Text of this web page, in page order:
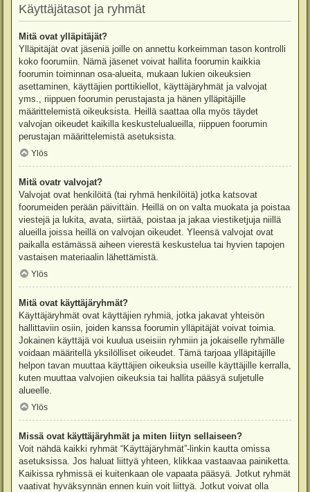
Käyttäjätasot ja ryhmät
Mitä ovat ylläpitäjät?
Ylläpitäjät ovat jäseniä joille on annettu korkeimman tason kontrolli
koko foorumiin. Nämä jäsenet voivat hallita foorumin kaikkia
foorumin toiminnan osa-alueita, mukaan lukien oikeuksien
asettaminen, käyttäjien porttikiellot, käyttäjäryhmät ja valvojat
yms., riippuen foorumin perustajasta ja hänen ylläpitäjille
määrittelemistä oikeuksista. Heillä saattaa olla myös täydet
valvojan oikeudet kaikilla keskustelualueilla, riippuen foorumin
perustajan määrittelemistä asetuksista.
Ylös
Mitä ovatr valvojat?
Valvojat ovat henkilöitä (tai ryhmä henkilöitä) jotka katsovat
foorumeiden perään päivittäin. Heillä on on valta muokata ja poistaa
viestejä ja lukita, avata, siirtää, poistaa ja jakaa viestiketjuja niillä
alueilla joissa heillä on valvojan oikeudet. Yleensä valvojat ovat
paikalla estämässä aiheen vierestä keskustelua tai hyvien tapojen
vastaisen materiaalin lähettämistä.
Ylös
Mitä ovat käyttäjäryhmät?
Käyttäjäryhmät ovat käyttäjien ryhmiä, jotka jakavat yhteisön
hallittaviin osiin, joiden kanssa foorumin ylläpitäjät voivat toimia.
Jokainen käyttäjä voi kuulua useisiin ryhmiin ja jokaiselle ryhmälle
voidaan määritellä yksilölliset oikeudet. Tämä tarjoaa ylläpitäjille
helpon tavan muuttaa käyttäjien oikeuksia useille käyttäjille kerralla,
kuten muuttaa valvojien oikeuksia tai hallita pääsyä suljetulle
alueelle.
Ylös
Missä ovat käyttäjäryhmät ja miten liityn sellaiseen?
Voit nähdä kaikki ryhmät “Käyttäjäryhmät”-linkin kautta omissa
asetuksissa. Jos haluat liittyä yhteen, klikkaa vastaavaa painiketta.
Kaikissa ryhmissä ei kuitenkaan ole vapaata pääsyä. Jotkut ryhmät
vaativat hyväksynnän ennen kuin voit liittyä. Jotkut voivat olla